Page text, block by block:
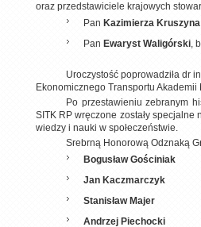
oraz przedstawiciele krajowych
Pan Kazimierza Kruszyna
Pan Ewaryst Waligórski,
Uroczystość poprowadziła dr
Ekonomicznego Transportu
Po przestawieniu zebranym
SITK RP wręczone zostały
wiedzy i nauki w społeczeństwie.
Srebrną Honorową Odznaką
Bogusław Gościniak
Jan Kaczmarczyk
Stanisław Majer
Andrzej Piechocki